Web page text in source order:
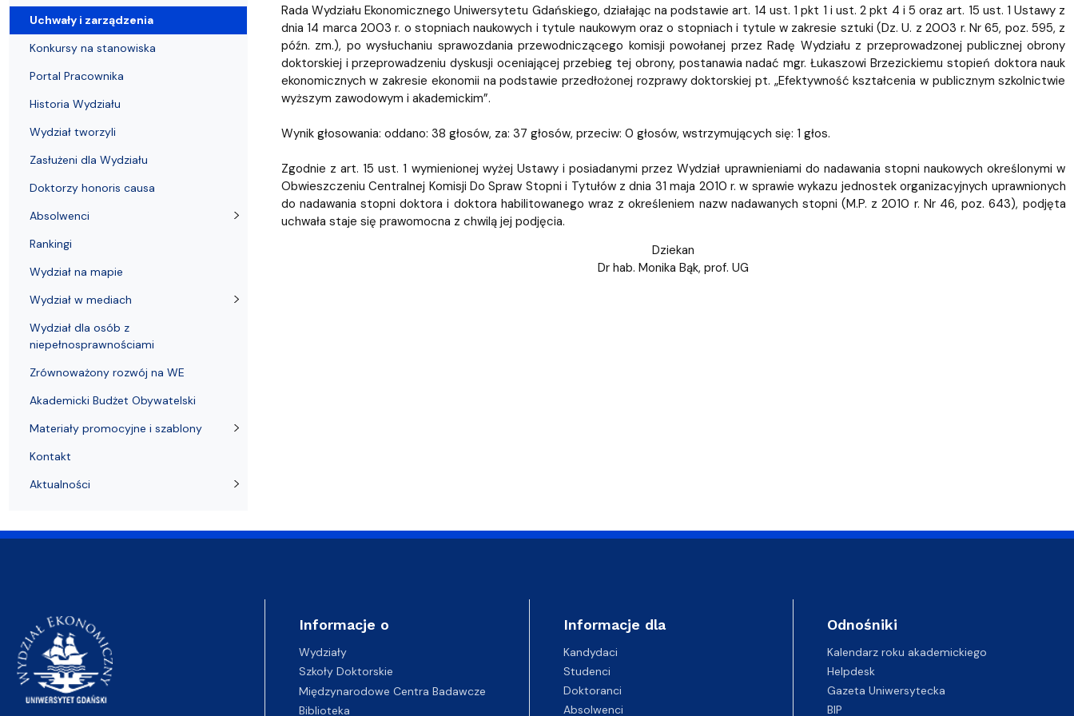
Rada Wydziału Ekonomicznego Uniwersytetu Gdańskiego, działając na podstawie art. 14 ust. 1 pkt 1 i ust. 2 pkt 4 i 5 oraz art. 15 ust. 1 Ustawy z
dnia 14 marca 2003 r. o stopniach naukowych i tytule naukowym oraz o stopniach i tytule w zakresie sztuki (Dz. U. z 2003 r. Nr 65, poz. 595, z
późn. zm.), po wysłuchaniu sprawozdania przewodniczącego komisji powołanej przez Radę Wydziału z przeprowadzonej publicznej obrony
doktorskiej i przeprowadzeniu dyskusji oceniającej przebieg tej obrony, postanawia nadać mgr. Łukaszowi Brzezickiemu stopień doktora nauk
ekonomicznych w zakresie ekonomii na podstawie przedłożonej rozprawy doktorskiej pt. „Efektywność kształcenia w publicznym szkolnictwie
wyższym zawodowym i akademickim”.
Wynik głosowania: oddano: 38 głosów, za: 37 głosów, przeciw: 0 głosów, wstrzymujących się: 1 głos.
Zgodnie z art. 15 ust. 1 wymienionej wyżej Ustawy i posiadanymi przez Wydział uprawnieniami do nadawania stopni naukowych określonymi w
Obwieszczeniu Centralnej Komisji Do Spraw Stopni i Tytułów z dnia 31 maja 2010 r. w sprawie wykazu jednostek organizacyjnych uprawnionych
do nadawania stopni doktora i doktora habilitowanego wraz z określeniem nazw nadawanych stopni (M.P. z 2010 r. Nr 46, poz. 643), podjęta
uchwała staje się prawomocna z chwilą jej podjęcia.
Dziekan
Dr hab. Monika Bąk, prof. UG
Uchwały i zarządzenia
Konkursy na stanowiska
Portal Pracownika
Historia Wydziału
Wydział tworzyli
Zasłużeni dla Wydziału
Doktorzy honoris causa
Absolwenci
Rankingi
Wydział na mapie
Wydział w mediach
Wydział dla osób z
niepełnosprawnościami
Zrównoważony rozwój na WE
Akademicki Budżet Obywatelski
Materiały promocyjne i szablony
Kontakt
Aktualności
Informacje o
Wydziały
Szkoły Doktorskie
Międzynarodowe Centra Badawcze
Biblioteka
Informacje dla
Kandydaci
Studenci
Doktoranci
Absolwenci
Odnośniki
Kalendarz roku akademickiego
Helpdesk
Gazeta Uniwersytecka
BIP